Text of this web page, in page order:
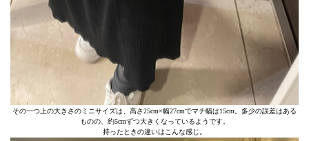
その一つ上の大きさのミニサイズは、高さ25cm×幅27cmでマチ幅は15cm。多少の誤差はある
ものの、約5cmずつ大きくなっているようです。
持ったときの違いはこんな感じ。